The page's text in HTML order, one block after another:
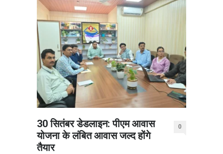
30 सितंबर डेडलाइन: पीएम आवास
योजना के लंबित आवास जल्द होंगे
तैयार
0